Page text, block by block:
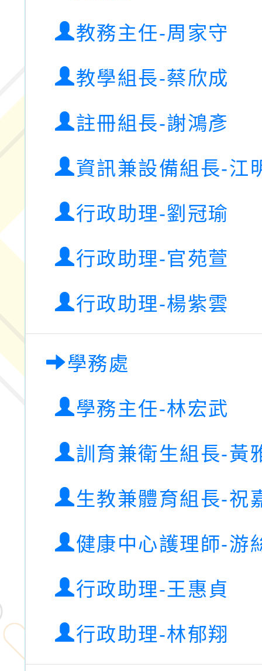
教務主任-周家守
教學組長-蔡欣成
註冊組長-謝鴻彥
資訊兼設備組長-江
行政助理-劉冠瑜
行政助理-官苑萱
行政助理-楊紫雲
學務處
學務主任-林宏武
訓育兼衛生組長-黃
生教兼體育組長-祝
健康中心護理師-游
行政助理-王惠貞
行政助理-林郁翔